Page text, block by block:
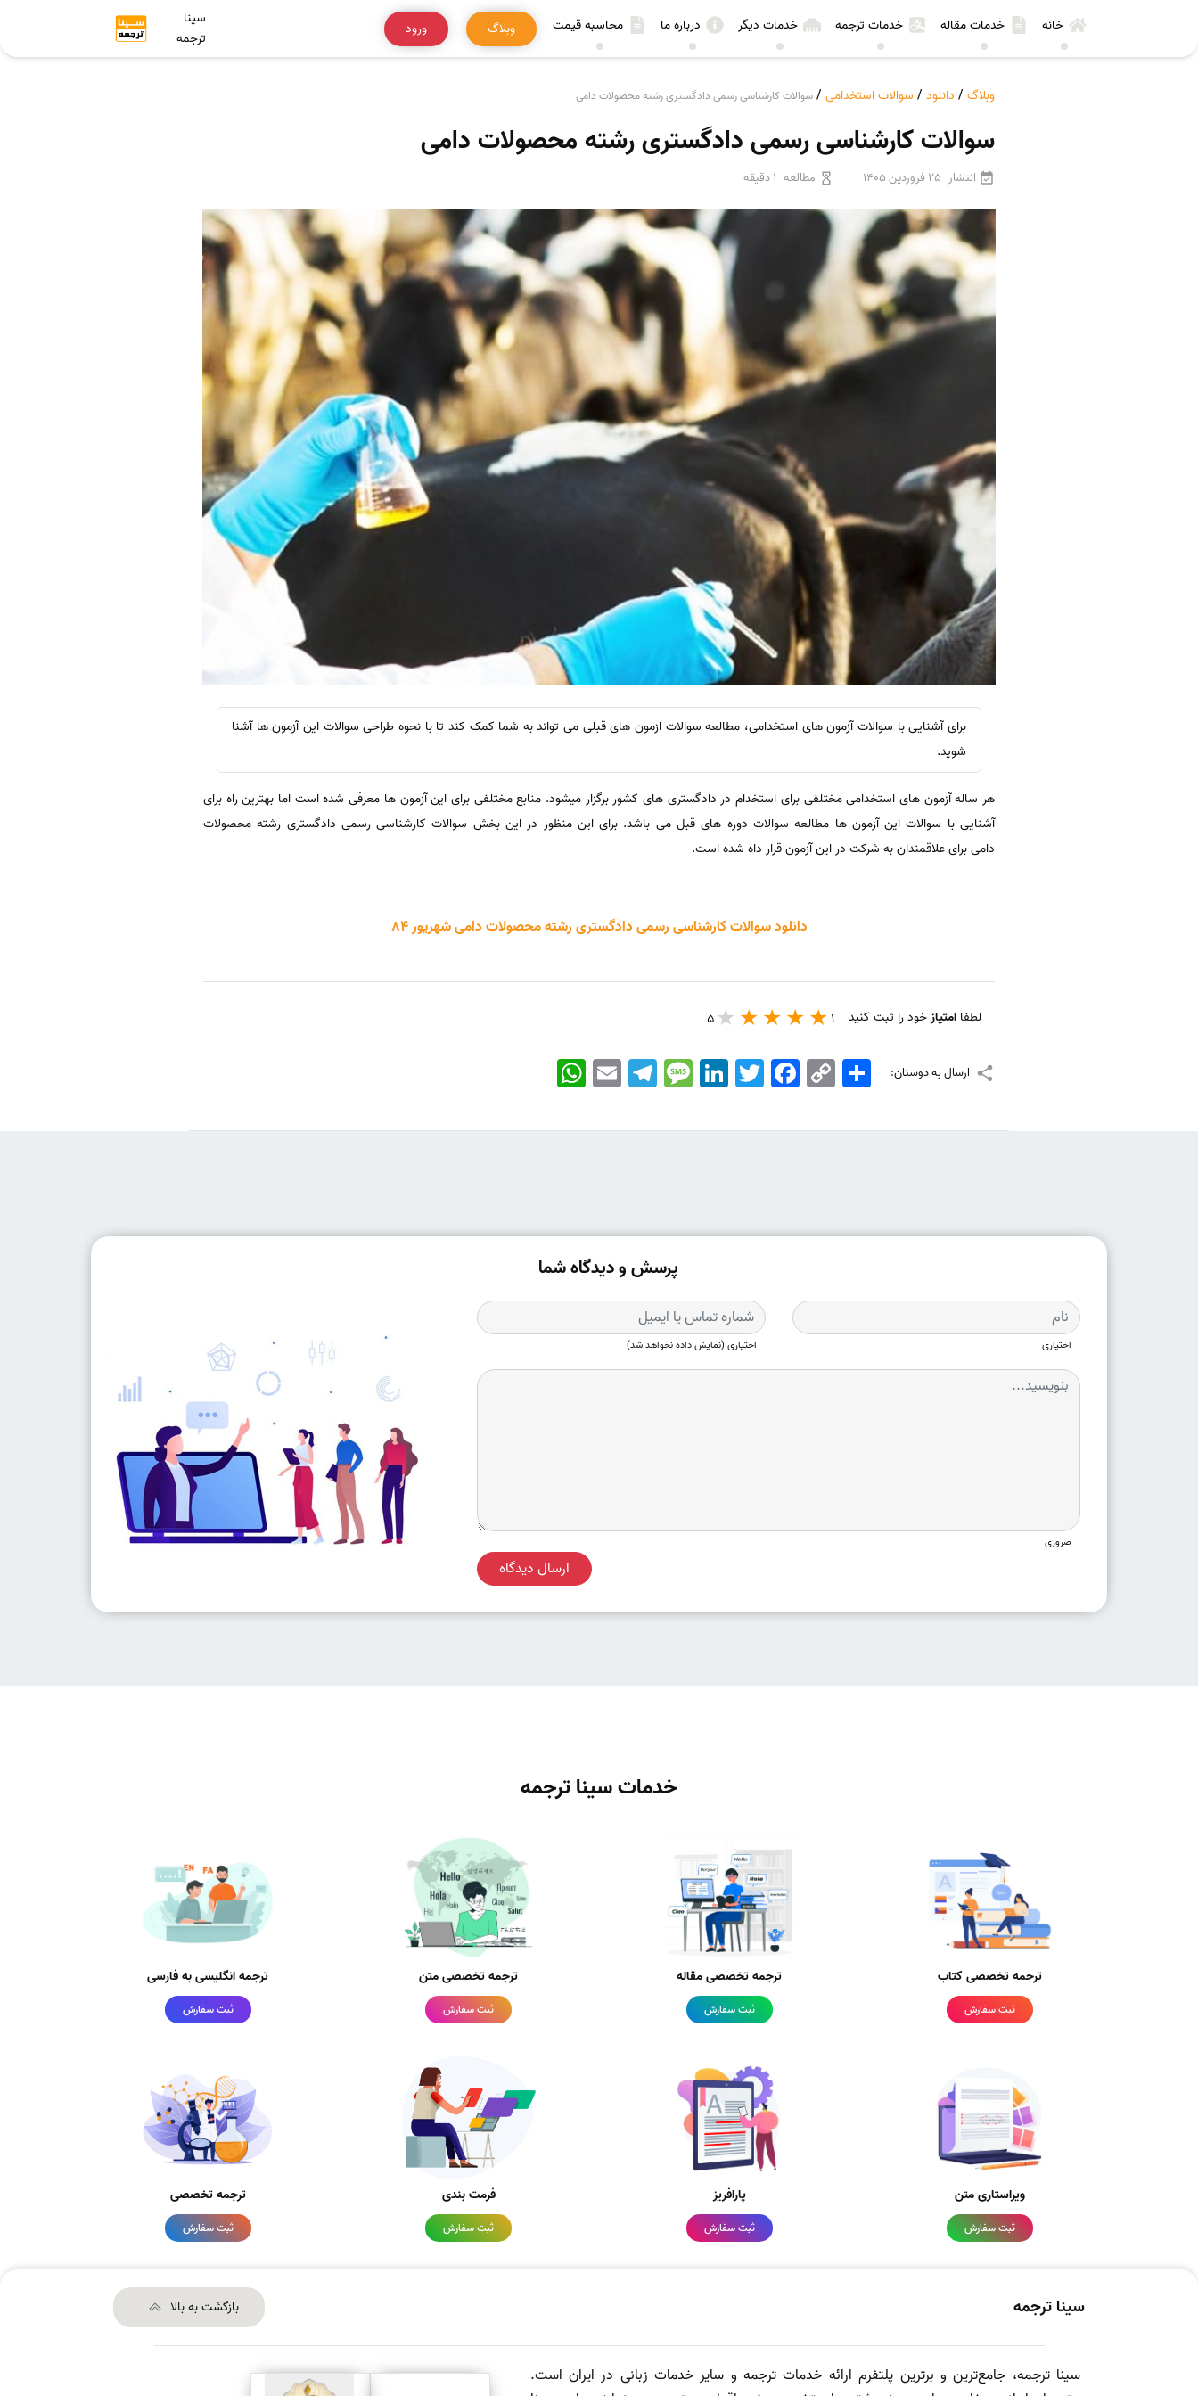
خانه خدمات مقاله خدمات ترجمه خدمات دیگر درباره ما محاسبه قیمت وبلاگ ورود
سینا
ترجمه
وبلاگ / دانلود / سوالات استخدامی / سوالات کارشناسی رسمی دادگستری رشته محصولات دامی
سوالات کارشناسی رسمی دادگستری رشته محصولات دامی
انتشار 25 فروردین 1405 مطالعه 1 دقیقه
برای آشنایی با سوالات آزمون های استخدامی، مطالعه سوالات ازمون های قبلی می تواند به شما کمک کند تا با نحوه طراحی سوالات این آزمون ها آشنا
شوید.
هر ساله آزمون های استخدامی مختلفی برای استخدام در دادگستری های کشور برگزار میشود. منابع مختلفی برای این آزمون ها معرفی شده است اما بهترین راه برای
آشنایی با سوالات این آزمون ها مطالعه سوالات دوره های قبل می باشد. برای این منظور در این بخش سوالات کارشناسی رسمی دادگستری رشته محصولات
دامی برای علاقمندان به شرکت در این آزمون قرار داه شده است.
دانلود سوالات کارشناسی رسمی دادگستری رشته محصولات دامی شهریور 84
لطفا امتیازخود را ثبت کنید 1
5
ارسال به دوستان: WhatsApp EmailTelegramMessageLinkedIn TwitterFacebook Copy
Link
اشتراک
پرسش و دیدگاه شما
اختیاری اختیاری (نمایش داده نخواهد شد)
ضروری
ارسال دیدگاه
خدمات سینا ترجمه
ترجمه تخصصی کتاب
ثبت سفارش
ترجمه تخصصی مقاله
ثبت سفارش
ترجمه تخصصی متن
ثبت سفارش
ترجمه انگلیسی به فارسی
ثبت سفارش
ویراستاری متن
ثبت سفارش
پارافریز
ثبت سفارش
فرمت بندی
ثبت سفارش
ترجمه تخصصی
ثبت سفارش
سینا ترجمه بازگشت به بالا
سینا ترجمه، جامع‌ترین و برترین پلتفرم ارائه خدمات ترجمه و سایر خدمات زبانی در ایران است.